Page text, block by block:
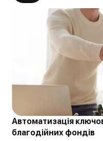
Автоматизація
благодійних фондів